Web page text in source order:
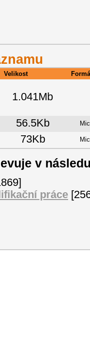
Velikost
1.041Mb
56.5Kb
73Kb
v
práce